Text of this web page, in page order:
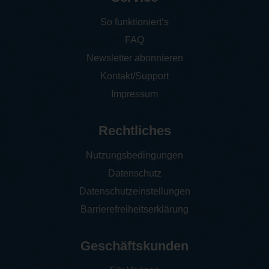
So funktioniert‘s
FAQ
Newsletter abonnieren
Kontakt/Support
Impressum
Rechtliches
Nutzungsbedingungen
Datenschutz
Datenschutzeinstellungen
Barrierefreiheitserklärung
Geschäftskunden